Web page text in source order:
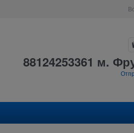
88124253361 м.